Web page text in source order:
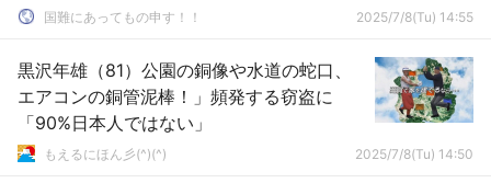
国難にあってもの申す！！ 2025/7/8(Tu) 14:55
黒沢年雄（81）公園の銅像や水道の蛇口、
エアコンの銅管泥棒！」頻発する窃盗に
「90%日本人ではない」
もえるにほん彡(^)(^) 2025/7/8(Tu) 14:50